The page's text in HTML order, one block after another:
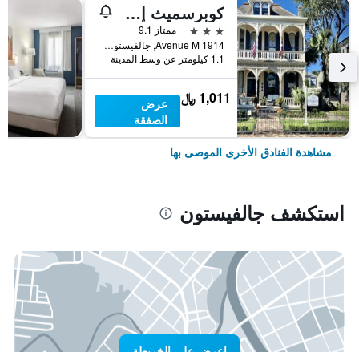
كوبرسميث إن بد آند بريكفاست
3 نجوم
ممتاز 9.1
1914 Avenue M, جالفيستون, TX, الولايات المتحدة الأميريكية
1.1 كيلومتر عن وسط المدينة
1,011 ﷼
عرض
الصفقة
مشاهدة الفنادق الأخرى الموصى بها
استكشف جالفيستون